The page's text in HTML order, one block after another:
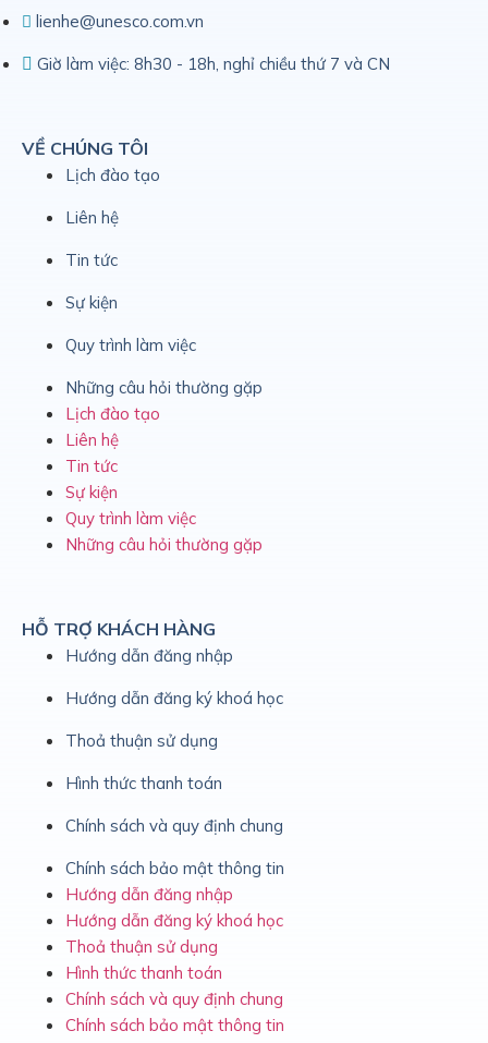
lienhe@unesco.com.vn
Giờ làm việc: 8h30 - 18h, nghỉ chiều thứ 7 và CN
VỀ CHÚNG TÔI
Lịch đào tạo
Liên hệ
Tin tức
Sự kiện
Quy trình làm việc
Những câu hỏi thường gặp
Lịch đào tạo
Liên hệ
Tin tức
Sự kiện
Quy trình làm việc
Những câu hỏi thường gặp
HỖ TRỢ KHÁCH HÀNG
Hướng dẫn đăng nhập
Hướng dẫn đăng ký khoá học
Thoả thuận sử dụng
Hình thức thanh toán
Chính sách và quy định chung
Chính sách bảo mật thông tin
Hướng dẫn đăng nhập
Hướng dẫn đăng ký khoá học
Thoả thuận sử dụng
Hình thức thanh toán
Chính sách và quy định chung
Chính sách bảo mật thông tin